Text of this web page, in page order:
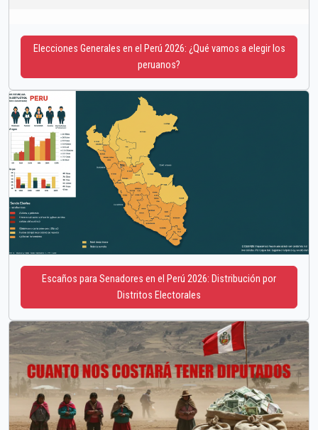
Elecciones Generales en el Perú 2026: ¿Qué vamos a elegir los
peruanos?
Escaños para Senadores en el Perú 2026: Distribución por
Distritos Electorales